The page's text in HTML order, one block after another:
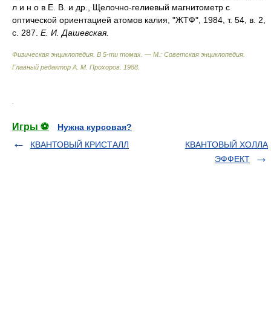
л и н о в Е. В. и др., Щелочно-гелиевый магнитометр с
оптической ориентацией атомов калия, "ЖТФ", 1984, т. 54, в. 2,
с. 287. Е. И. Дашевская.
Физическая энциклопедия. В 5-ти томах. — М.: Советская энциклопедия
Главный редактор А. М. Прохоров 1988
Игры ⚽
Нужна курсовая?
КВАНТОВЫЙ КРИСТАЛЛ
КВАНТОВЫЙ ХОЛЛА
ЭФФЕКТ